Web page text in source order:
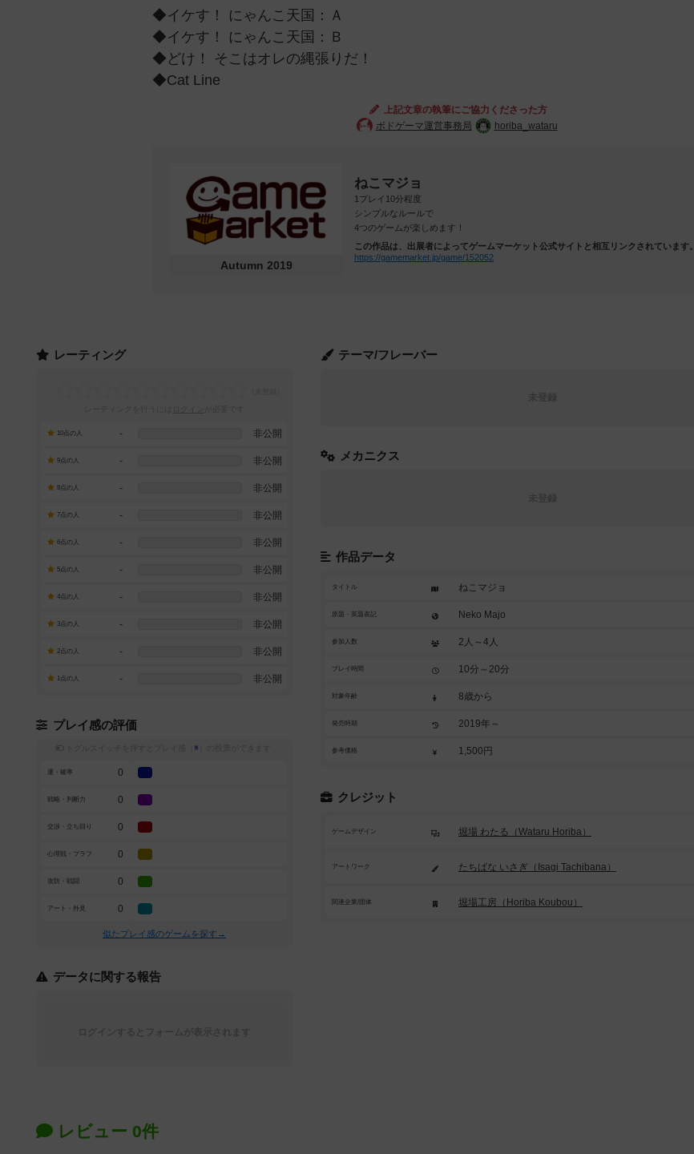
◆イケす！ にゃんこ天国：Ａ
◆イケす！ にゃんこ天国：Ｂ
◆どけ！ そこはオレの縄張りだ！
◆Cat Line
上記文章の執筆にご協力くださった方
ボドゲーマ運営事務局
horiba_wataru
Autumn 2019
ねこマジョ
1プレイ10分程度
シンプルなルールで
4つのゲームが楽しめます！
この作品は、出展者によってゲームマーケット公式サイトと相互リンクされています。
https://gamemarket.jp/game/152052
テーマ/フレーバー
メカニクス
作品データ
タイトル ねこマジョ
原題・英題表記 Neko Majo
参加人数 2人～4人
プレイ時間 10分～20分
対象年齢 8歳から
発売時期 2019年～
参考価格 1,500円
クレジット
ゲームデザイン 堀場 わたる（Wataru Horiba）
アートワーク たちばな いさぎ（Isagi Tachibana）
関連企業/団体 堀場工房（Horiba Koubou）
レーティング
10点の人 - 非公開
9点の人 - 非公開
8点の人 - 非公開
7点の人 - 非公開
6点の人 - 非公開
5点の人 - 非公開
4点の人 - 非公開
3点の人 - 非公開
2点の人 - 非公開
1点の人 - 非公開
プレイ感の評価
※
運・確率 0
戦略・判断力 0
交渉・立ち回り 0
心理戦・ブラフ 0
攻防・戦闘 0
アート・外見 0
似たプレイ感のゲームを探す→
データに関する報告
レビュー 0件